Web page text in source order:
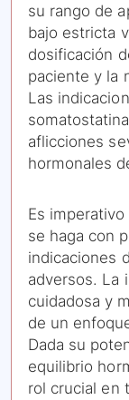
su rango de
bajo estricta
dosificación
paciente y la
Las
aflicciones
hormonales
Es
se haga con
indicaciones
adversos. La
cuidadosa y
de un
Dada su
equilibrio
rol crucial en